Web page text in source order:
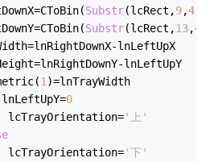
=CToBin(Substr(lcRect,9,4
=CToBin(Substr(lcRect,13,4
=lnRightDownX-
=lnRightDownY-
1 )=
lnLeftUpY=0
				lcTrayOrientation
='上'
				lcTrayOrientation
='下'